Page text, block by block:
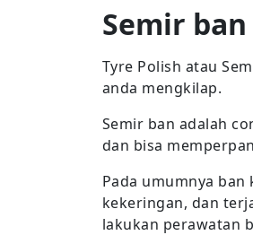
Semir ban
Tyre Polish atau
anda mengkilap.
Semir ban adalah
dan bisa
Pada umumnya
kekeringan, dan
lakukan perawatan